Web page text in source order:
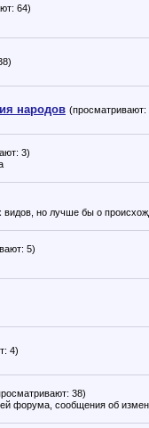
64)
народов (просматривают:
3)
видов, но лучше бы о
5)
4)
38)
форума, сообщения об